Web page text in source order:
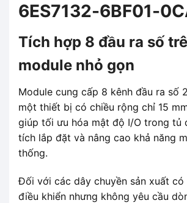
6ES7132-6BF01-
Tích hợp 8 đầu ra số
module nhỏ gọn
Module cung cấp 8 kênh đầu ra số
một thiết bị có chiều rộng chỉ 15
giúp tối ưu hóa mật độ I/O trong tủ
tích lắp đặt và nâng cao khả năng
thống.
Đối với các dây chuyền sản xuất có
điều khiển nhưng không yêu cầu